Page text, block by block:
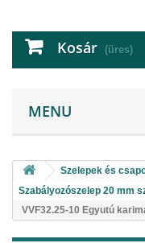
Kosár (üres)
MENU
Szelepek és
Szabályozószelep 20 mm
VVF32.25-10 Egyutú